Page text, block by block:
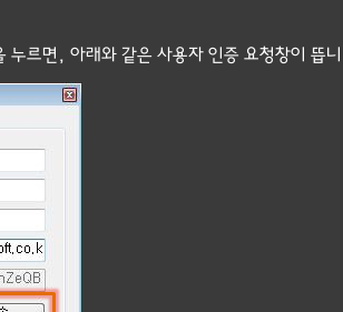
누르면, 아래와 같은 사용자 인증 요청창이 뜹